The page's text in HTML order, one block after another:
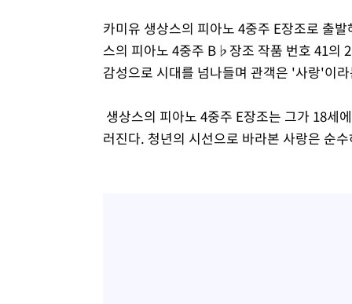
카미유 생상스의 피아노 4중주 E장조로 출
스의 피아노 4중주 B♭장조 작품 번호 41의
감성으로 시대를 넘나들며 관객은 '사랑'이
생상스의 피아노 4중주 E장조는 그가 18세
러진다. 청년의 시선으로 바라본 사랑은 순